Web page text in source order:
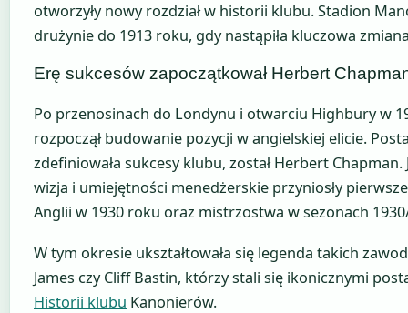
otworzyły nowy rozdział w historii klubu. Stadion
drużynie do 1913 roku, gdy nastąpiła kluczowa
Erę sukcesów zapoczątkował Herbert
Po przenosinach do Londynu i otwarciu Highbury w
rozpoczął budowanie pozycji w angielskiej elicie.
zdefiniowała sukcesy klubu, został Herbert Chapman.
wizja i umiejętności menedżerskie przyniosły
Anglii w 1930 roku oraz mistrzostwa w sezonach
W tym okresie ukształtowała się legenda takich
James czy Cliff Bastin, którzy stali się ikonicznymi
Historii klubu Kanonierów.